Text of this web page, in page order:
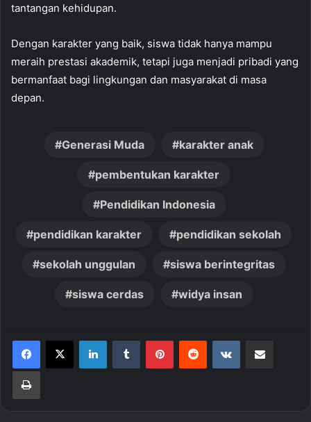
tantangan kehidupan.
Dengan karakter yang baik, siswa tidak hanya mampu
meraih prestasi akademik, tetapi juga menjadi pribadi yang
bermanfaat bagi lingkungan dan masyarakat di masa
depan.
Generasi Muda karakter anak
pembentukan karakter
Pendidikan Indonesia
pendidikan karakter pendidikan sekolah
sekolah unggulan siswa berintegritas
siswa cerdas widya insan
LinkedInTumblr PinterestReddit VKontakte
Print